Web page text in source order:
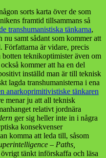
sorts karta över de som
framtid tillsammans så
transhumanistiska tänkarna,
nu samt sådant som kommer att
Författarna är vidare, precis
teknikoptimister även om
kommer att ha en del
inställd man är till teknisk
lagda transhumanisterna i ena
anarkoprimitivistiske tänkaren
menar ju att all teknisk
relativt jordnära
ger sig heller inte in i några
konsekvenser
komma att leda till, såsom
– Paths,
tänkt införskaffa och läsa